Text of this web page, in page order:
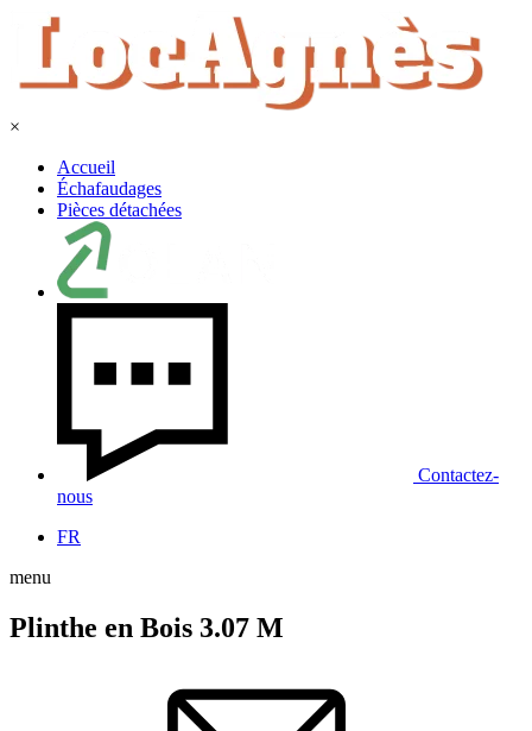
×
Accueil
Échafaudages
Pièces détachées
Contactez-
nous
FR
menu
Plinthe en Bois 3.07 M